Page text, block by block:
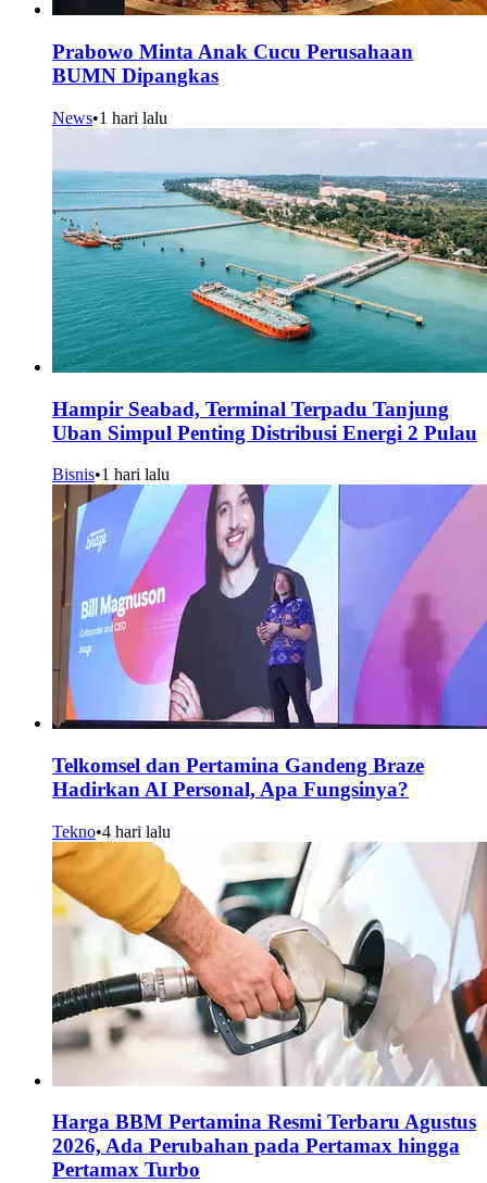
Prabowo Minta Anak Cucu Perusahaan
BUMN Dipangkas
News•1 hari lalu
Hampir Seabad, Terminal Terpadu Tanjung
Uban Simpul Penting Distribusi Energi 2 Pulau
Bisnis•1 hari lalu
Telkomsel dan Pertamina Gandeng Braze
Hadirkan AI Personal, Apa Fungsinya?
Tekno•4 hari lalu
Harga BBM Pertamina Resmi Terbaru Agustus
2026, Ada Perubahan pada Pertamax hingga
Pertamax Turbo